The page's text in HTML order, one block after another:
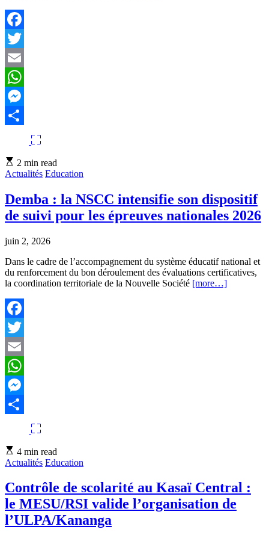
Facebook
Twitter
Email
WhatsApp
Messenger
Partager
Estimated
read
2 min read
Actualités Education
Demba : la NSCC intensifie son dispositif
de suivi pour les épreuves nationales 2026
juin 2, 2026
Dans le cadre de l’accompagnement du système éducatif national et
du renforcement du bon déroulement des évaluations certificatives,
la coordination territoriale de la Nouvelle Société [more…]
Facebook
Twitter
Email
WhatsApp
Messenger
Partager
Estimated
read
4 min read
Actualités Education
Contrôle de scolarité au Kasaï Central :
le MESU/RSI valide l’organisation de
l’ULPA/Kananga